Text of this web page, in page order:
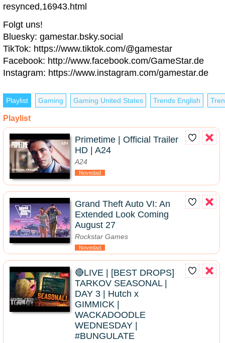
resynced,16943.html
Folgt uns!
Bluesky: gamestar.bsky.social
TikTok: https://www.tiktok.com/@gamestar
Facebook: http://www.facebook.com/GameStar.de
Instagram: https://www.instagram.com/gamestar.de
Playlist Gaming Gaming United States Trends English
Playlist
Primetime | Official Trailer
HD | A24
A24
Novedad
Grand Theft Auto VI: An
Extended Look Coming
August 27
Rockstar Games
Novedad
🔴LIVE | [BEST DROPS]
TARKOV SEASONAL |
DAY 3 | Hutch x
GIMMICK |
WACKADOODLE
WEDNESDAY |
#BUNGULATE